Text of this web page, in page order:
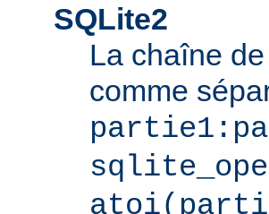
SQLite2
La chaîne
comme